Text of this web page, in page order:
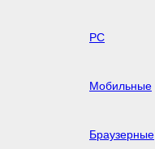
PC
Мобильные
Браузерные